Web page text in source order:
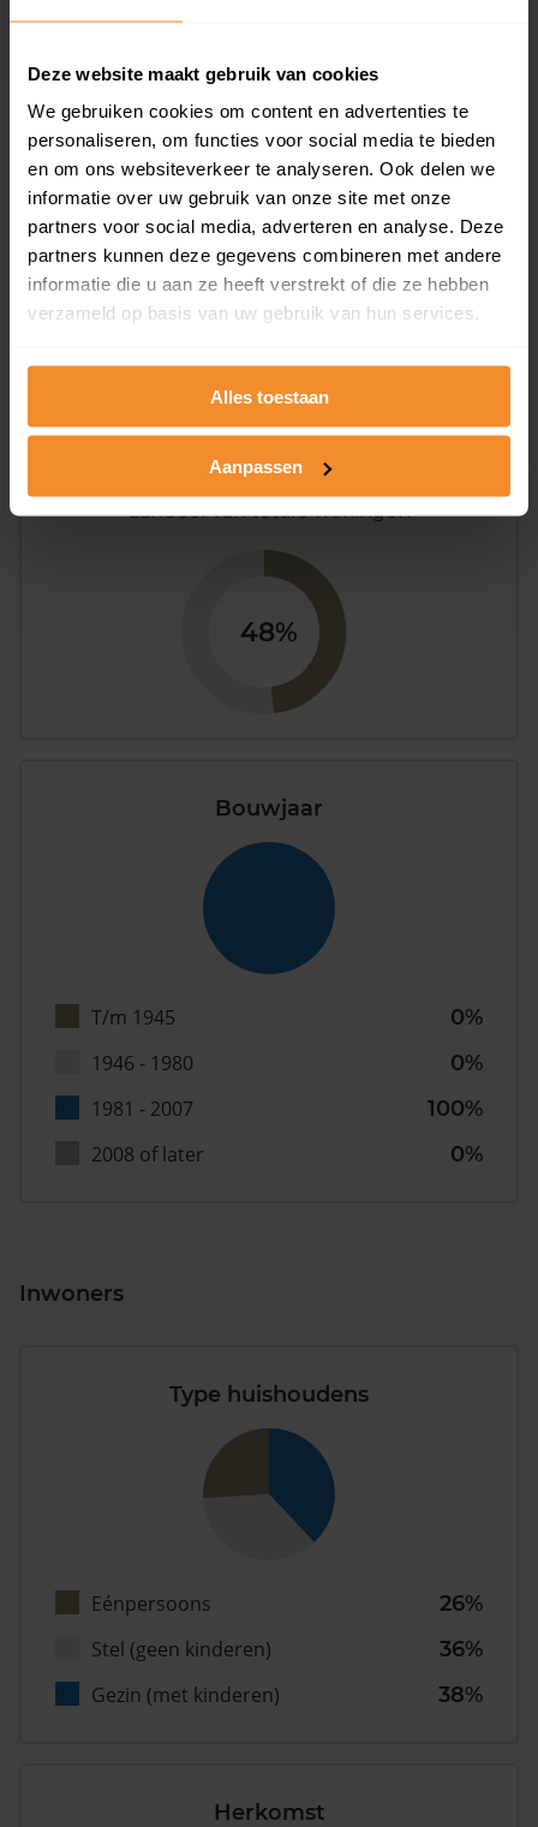
Deze website maakt gebruik van cookies
We gebruiken cookies om content en advertenties te
personaliseren, om functies voor social media te bieden
en om ons websiteverkeer te analyseren. Ook delen we
informatie over uw gebruik van onze site met onze
partners voor social media, adverteren en analyse. Deze
partners kunnen deze gegevens combineren met andere
informatie die u aan ze heeft verstrekt of die ze hebben
verzameld op basis van uw gebruik van hun services.
Alles toestaan
Aanpassen
Woningen
Koopwoningen
Huurwoningen
Appartementen
aandeel van totale woningen
48%
Bouwjaar
T/m 1945
0%
1946 - 1980
0%
1981 - 2007
100%
2008 of later
0%
Inwoners
Type huishoudens
Eénpersoons
26%
Stel (geen kinderen)
36%
Gezin (met kinderen)
38%
Herkomst